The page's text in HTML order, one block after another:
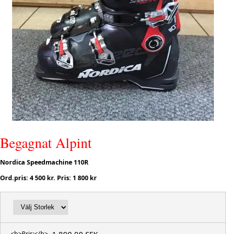
Begagnat Alpint
Nordica Speedmachine 110R
Ord.pris: 4 500 kr. Pris: 1 800 kr